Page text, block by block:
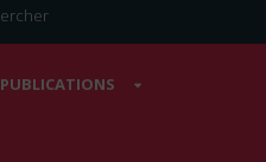
PUBLICATIONS